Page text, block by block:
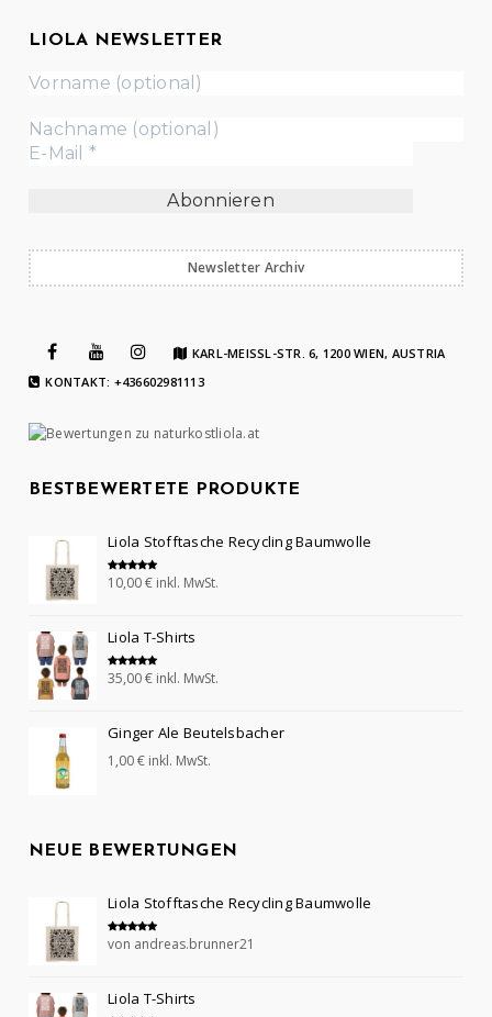
LIOLA NEWSLETTER
Newsletter Archiv
KARL-MEISSL-STR. 6, 1200 WIEN, AUSTRIA
KONTAKT: +436602981113
BESTBEWERTETE PRODUKTE
Liola Stofftasche Recycling Baumwolle
Bewertet mit
5.00
10,00€ inkl. MwSt.
Liola T-Shirts
Bewertet mit
5.00
35,00€ inkl. MwSt.
Ginger Ale Beutelsbacher
1,00€ inkl. MwSt.
NEUE BEWERTUNGEN
Liola Stofftasche Recycling Baumwolle
Bewertet mit
von andreas.brunner21
Liola T-Shirts